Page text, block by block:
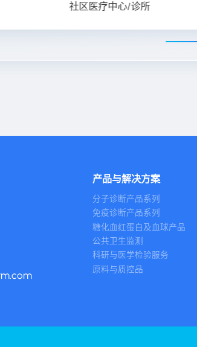
社区医疗中心/诊所
产品与解决方案
分子诊断产品系列
免疫诊断产品系列
糖化血红蛋白及血球产品
公共卫生监测
科研与医学检验服务
原料与质控品